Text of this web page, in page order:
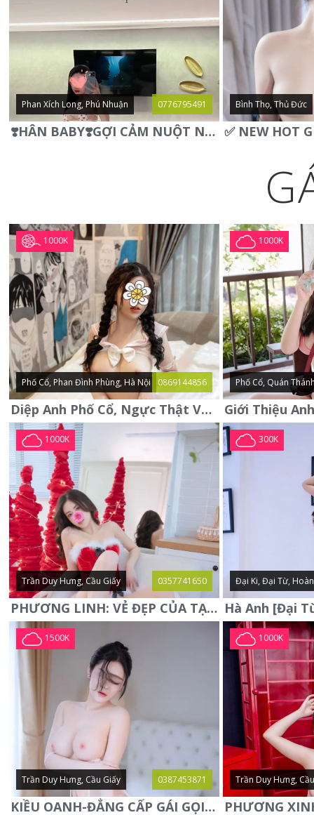
Phan Xích Long, Phú Nhuận 0776795491
❣️HÂN BABY❣️GỢI CẢM NUỘT NÀ DÁNG SON XINH XINH QUYẾN RŨ
Bình Thọ, Thủ Đức
1000K
Phố Cổ, Phan Đình Phùng, Hà Nội 0869144856
Diệp Anh Phố Cổ, Ngực Thật Vú To Thơm Tho Quyến Rũ
1000K
Phố Cổ, Quán
1000K
Trần Duy Hưng, Cầu Giấy 0357741650
PHƯƠNG LINH: VẺ ĐẸP CỦA TẠO HÓA, XINH ĐẸP, SEXY, QUYỄN RŨ
300K
Đại Ki, Đại Từ,
1500K
Trần Duy Hưng, Cầu Giấy 0387453871
KIỀU OANH-ĐẲNG CẤP GÁI GỌI XINH SANG-NGOAN NGOÃN
1000K
Trần Duy Hưng,